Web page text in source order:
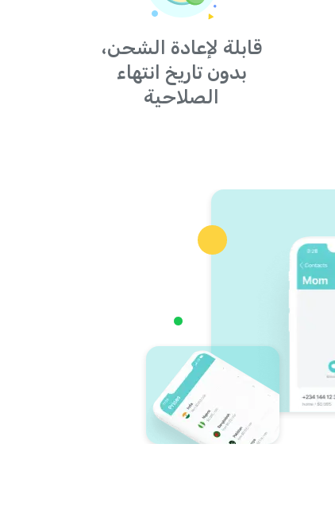
قابلة لإعادة الشحن،
بدون تاريخ انتهاء
الصلاحية